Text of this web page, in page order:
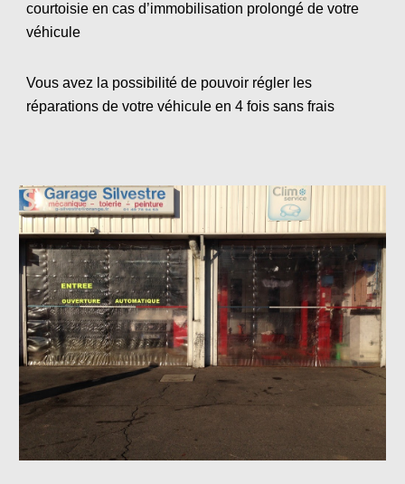
courtoisie en cas d’immobilisation prolongé de votre
véhicule
Vous avez la possibilité de pouvoir régler les
réparations de votre véhicule en 4 fois sans frais